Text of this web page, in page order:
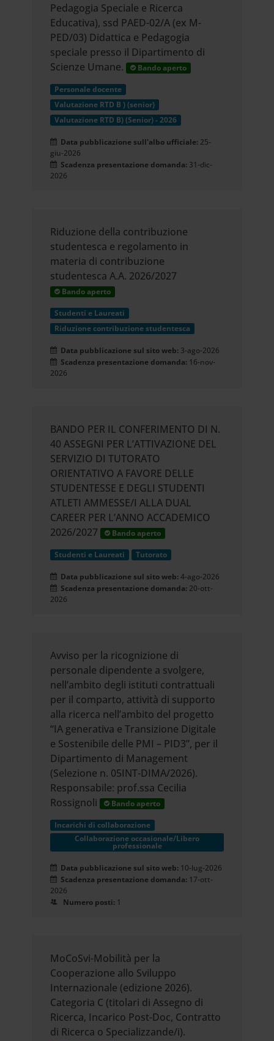
Pedagogia Speciale e Ricerca
Educativa), ssd PAED-02/A (ex M-
PED/03) Didattica e Pedagogia
speciale presso il Dipartimento di
Scienze Umane.
Bando aperto
Personale docente
Valutazione RTD B ) (senior)
Valutazione RTD B) (Senior) - 2026
Data pubblicazione sull'albo ufficiale: 25-
giu-2026
Scadenza presentazione domanda: 31-dic-
2026
Riduzione della contribuzione
studentesca e regolamento in
materia di contribuzione
studentesca A.A. 2026/2027
Bando aperto
Studenti e Laureati
Riduzione contribuzione studentesca
Data pubblicazione sul sito web: 3-ago-2026
Scadenza presentazione domanda: 16-nov-
2026
BANDO PER IL CONFERIMENTO DI N.
40 ASSEGNI PER L’ATTIVAZIONE DEL
SERVIZIO DI TUTORATO
ORIENTATIVO A FAVORE DELLE
STUDENTESSE E DEGLI STUDENTI
ATLETI AMMESSE/I ALLA DUAL
CAREER PER L’ANNO ACCADEMICO
2026/2027
Bando aperto
Studenti e Laureati Tutorato
Data pubblicazione sul sito web:4-ago-2026
Scadenza presentazione domanda: 20-ott-
2026
Avviso per la ricognizione di
personale dipendente a svolgere,
nell’ambito degli istituti contrattuali
per il comparto, attività di supporto
alla ricerca nell’ambito del progetto
“IA generativa e Transizione Digitale
e Sostenibile delle PMI – PID3”, per il
Dipartimento di Management
(Selezione n. 05INT-DIMA/2026).
Responsabile: prof.ssa Cecilia
Rossignoli
Bando aperto
Incarichi di collaborazione
Collaborazione occasionale/Libero
professionale
Data pubblicazione sul sito web: 10-lug-2026
Scadenza presentazione domanda: 17-ott-
2026
Numero posti: 1
MoCoSvi-Mobilità per la
Cooperazione allo Sviluppo
Internazionale (edizione 2026).
Categoria C (titolari di Assegno di
Ricerca, Incarico Post-Doc, Contratto
di Ricerca o Specializzande/i).